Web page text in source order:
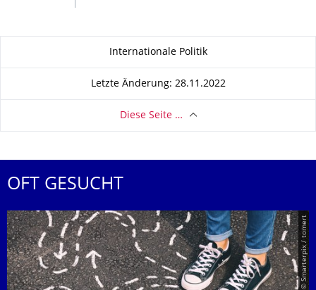
Zu dieser SeiteInternationale Politik
Letzte Änderung: 28.11.2022
Diese Seite …
OFT GESUCHT
© Smarterpix / tomert